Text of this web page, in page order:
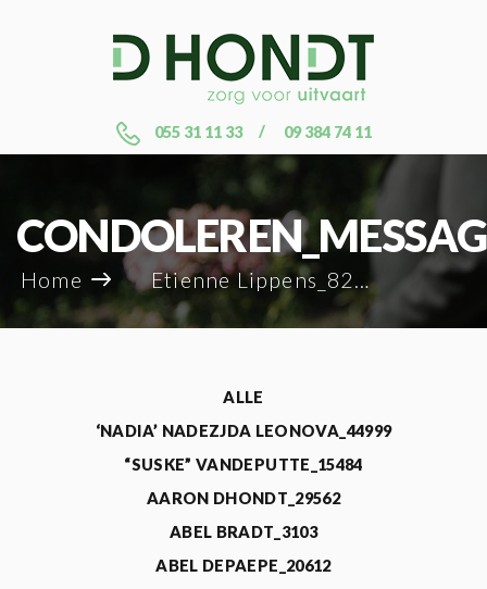
055 31 11 33 09 384 74 11
Home Etienne Lippens_82025
ALLE
‘NADIA’ NADEZJDA LEONOVA_44999
“SUSKE” VANDEPUTTE_15484
AARON DHONDT_29562
ABEL BRADT_3103
ABEL DEPAEPE_20612